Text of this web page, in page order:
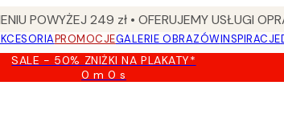
POWYŻEJ 249 zł • OFERUJEMY USŁUGI
PROMOCJEGALERIE OBRAZÓWINSPIRACJE
SALE - 50% ZNIŻKI NA PLAKATY*
0 m0 s
Ważny